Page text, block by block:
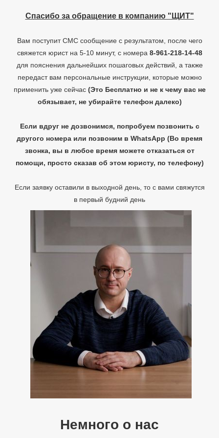
Спасибо за обращение в компанию "ЩИТ"
Вам поступит СМС сообщение с результатом, после чего
свяжется юрист на 5-10 минут, с номера 8-961-218-14-48
для пояснения дальнейших пошаговых действий, а также
передаст вам персональные инструкции, которые можно
применить уже сейчас (Это Бесплатно и не к чему вас не
обязывает, не убирайте телефон далеко)
Если вдруг не дозвонимся, попробуем позвонить с
другого номера или позвоним в WhatsApp (Во время
звонка, вы в любое время можете отказаться от
помощи, просто сказав об этом юристу, по телефону)
Если заявку оставили в выходной день, то с вами свяжутся
в первый будний день
Немного о нас